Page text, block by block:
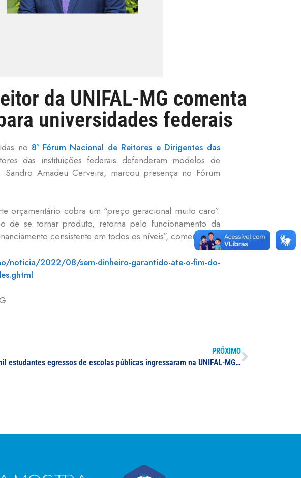
da UNIFAL-MG comenta
universidades federais
no 8º Fórum Nacional de Reitores e Dirigentes das
das instituições federais defenderam modelos de
Amadeu Cerveira, marcou presença no Fórum
orçamentário cobra um “preço geracional muito caro”.
de se tornar produto, retorna pelo funcionamento da
consistente em todos os níveis”, comentou.
noticia/2022/08/sem-dinheiro-garantido-ate-o-fim-do-
PRÓXIMO
Cerca de 7 mil estudantes egressos de escolas públicas ingressaram na UNIFAL-MG na última década; política de reserva de vagas celebra 10 anos de mais inclusão e diversidade no ensino superior público